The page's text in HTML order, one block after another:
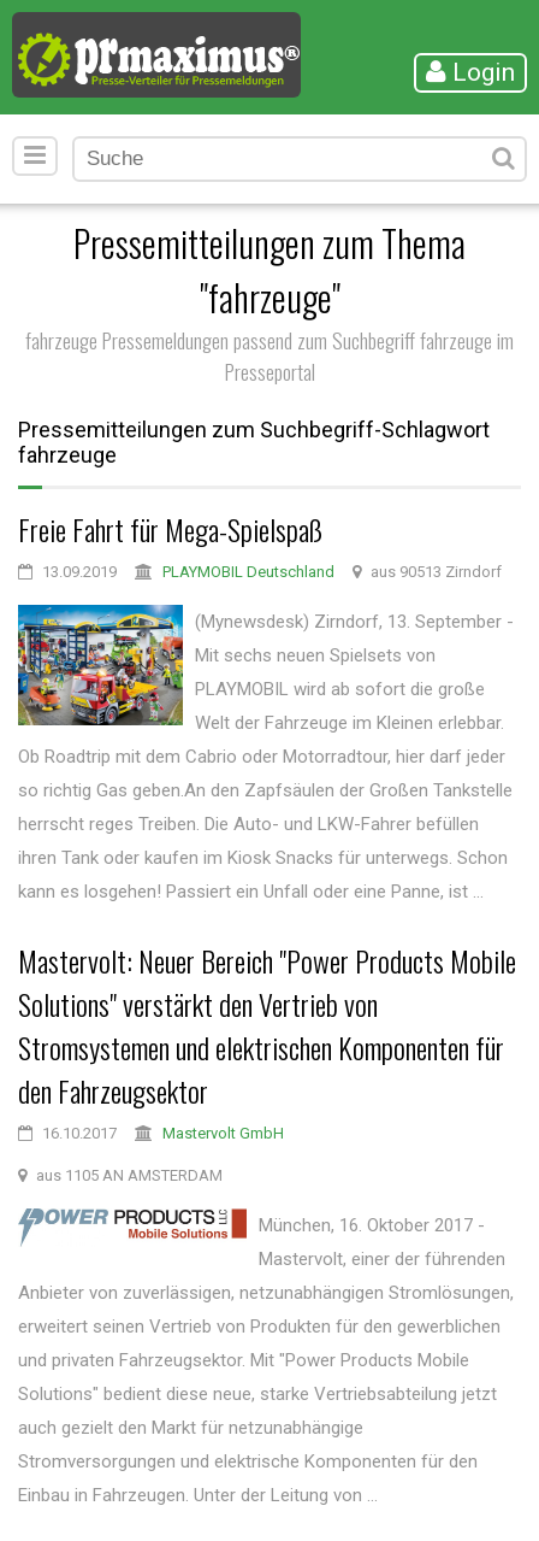
Login
Pressemitteilungen zum Thema
"fahrzeuge"
fahrzeuge Pressemeldungen passend zum Suchbegriff fahrzeuge im
Presseportal
Pressemitteilungen zum Suchbegriff-Schlagwort
fahrzeuge
Freie Fahrt für Mega-Spielspaß
13.09.2019 PLAYMOBIL Deutschland aus 90513 Zirndorf
(Mynewsdesk) Zirndorf, 13. September -
Mit sechs neuen Spielsets von
PLAYMOBIL wird ab sofort die große
Welt der Fahrzeuge im Kleinen erlebbar.
Ob Roadtrip mit dem Cabrio oder Motorradtour, hier darf jeder
so richtig Gas geben.An den Zapfsäulen der Großen Tankstelle
herrscht reges Treiben. Die Auto- und LKW-Fahrer befüllen
ihren Tank oder kaufen im Kiosk Snacks für unterwegs. Schon
kann es losgehen! Passiert ein Unfall oder eine Panne, ist ...
Mastervolt: Neuer Bereich "Power Products Mobile
Solutions" verstärkt den Vertrieb von
Stromsystemen und elektrischen Komponenten für
den Fahrzeugsektor
16.10.2017 Mastervolt GmbH
aus 1105 AN AMSTERDAM
München, 16. Oktober 2017 -
Mastervolt, einer der führenden
Anbieter von zuverlässigen, netzunabhängigen Stromlösungen,
erweitert seinen Vertrieb von Produkten für den gewerblichen
und privaten Fahrzeugsektor. Mit "Power Products Mobile
Solutions" bedient diese neue, starke Vertriebsabteilung jetzt
auch gezielt den Markt für netzunabhängige
Stromversorgungen und elektrische Komponenten für den
Einbau in Fahrzeugen. Unter der Leitung von ...